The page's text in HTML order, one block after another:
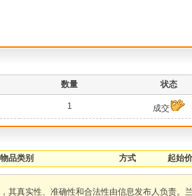
数量 状态
1 成交
品类别 方式 起始价
其真实性、准确性和合法性由信息发布人负责。